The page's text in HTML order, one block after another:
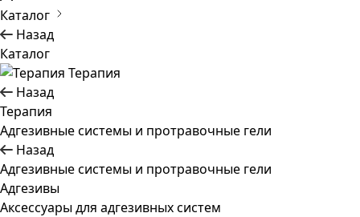
Каталог
Назад
Каталог
Терапия
Назад
Терапия
Адгезивные системы и протравочные гели
Назад
Адгезивные системы и протравочные гели
Адгезивы
Аксессуары для адгезивных систем